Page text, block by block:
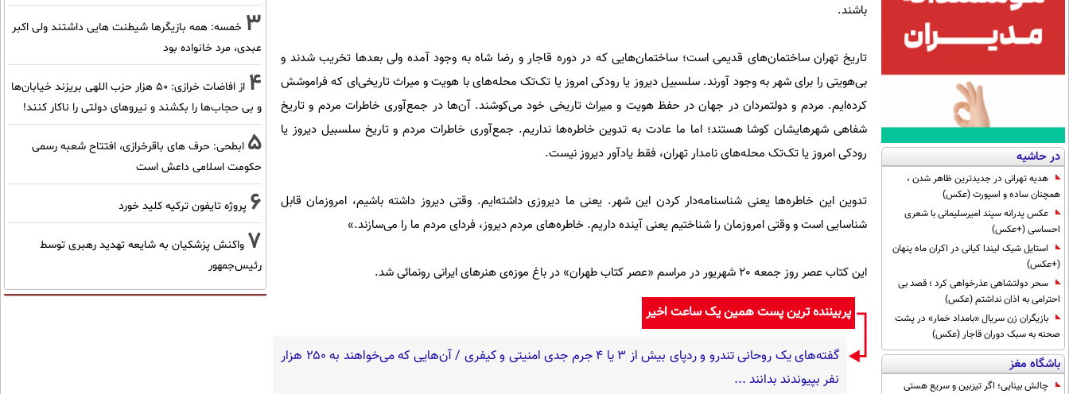
در حاشیه
هدیه تهرانی در جدیدترین ظاهر شدن ،
همچنان ساده و اسپورت (عکس)
عکس پدرانه سپند امیرسلیمانی با شعری
احساسی (+عکس)
استایل شیک لیندا کیانی در اکران ماه پنهان
(+عکس)
سحر دولتشاهی عذرخواهی کرد ؛ قصد بی
احترامی به اذان نداشتم (عکس)
بازیگران زن سریال «بامداد خمار» در پشت
صحنه به سبک دوران قاجار (عکس)
باشگاه مغز
چالش بینایی؛ اگر تیزبین و سریع هستی
باشند.
تاریخ تهران ساختمان‌های قدیمی است؛ ساختمان‌هایی که در دوره قاجار و رضا شاه به وجود آمده ولی بعدها تخریب شدند و
بی‌هویتی را برای شهر به وجود آورند. سلسبیل دیروز یا رودکی امروز یا تک‌تک محله‌های با هویت و میراث تاریخی‌ای که فراموشش
کرده‌ایم. مردم و دولتمردان در جهان در حفظ هویت و میراث تاریخی خود می‌کوشند. آن‌ها در جمع‌آوری خاطرات مردم و تاریخ
شفاهی شهرهایشان کوشا هستند؛ اما ما عادت به تدوین خاطره‌ها نداریم. جمع‌آوری خاطرات مردم و تاریخ سلسبیل دیروز یا
رودکی امروز یا تک‌تک محله‌های نامدار تهران، فقط یادآور دیروز نیست.
تدوین این خاطره‌ها یعنی شناسنامه‌دار کردن این شهر. یعنی ما دیروزی داشته‌ایم. وقتی دیروز داشته باشیم، امروزمان قابل
شناسایی است و وقتی امروزمان را شناختیم یعنی آینده داریم. خاطره‌های مردم دیروز، فردای مردم ما را می‌سازند.»
این کتاب عصر روز جمعه 20 شهریور در مراسم «عصر کتاب طهران» در باغ موزه‌ی هنرهای ایرانی رونمائی شد.
پربیننده ترین پست همین یک ساعت اخیر
گفته‌های یک روحانی تندرو و ردپای بیش از ۳ یا ۴ جرم جدی امنیتی و کیفری / آن‌هایی که می‌خواهند به ۲۵۰ هزار
نفر بپیوندند بدانند ...
3 خمسه: همه بازیگرها شیطنت هایی داشتند ولی اکبر
عبدی، مرد خانواده بود
4
از افاضات خرازی: ۵۰ هزار حزب اللهی بریزند خیابان‌ها
و بی حجاب‌ها را بکشند و نیرو‌های دولتی را ناکار کنند!
5 ابطحی: حرف های باقرخرازی، افتتاح شعبه رسمی
حکومت اسلامی داعش است
6 پروژه تایفون ترکیه کلید خورد
7 واکنش پزشکیان به شایعه تهدید رهبری توسط
رئیس‌جمهور